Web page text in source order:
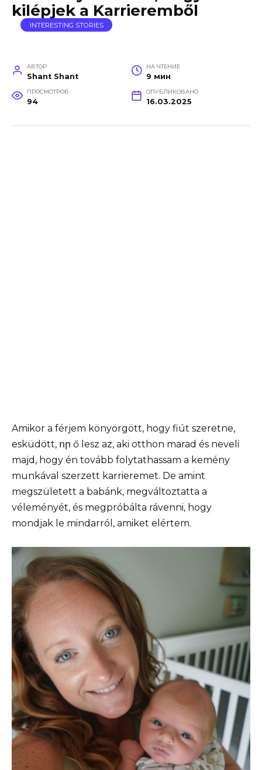
kilépjek a Karrieremből
INTERESTING STORIES
АВТОР
Shant Shant
НА ЧТЕНИЕ
9 мин
ПРОСМОТРОВ
94
ОПУБЛИКОВАНО
16.03.2025
Amikor a férjem könyörgött, hogy fiút szeretne,
esküdött, որ ő lesz az, aki otthon marad és neveli
majd, hogy én tovább folytathassam a kemény
munkával szerzett karrieremet. De amint
megszületett a babánk, megváltoztatta a
véleményét, és megpróbálta rávenni, hogy
mondjak le mindarról, amiket elértem.